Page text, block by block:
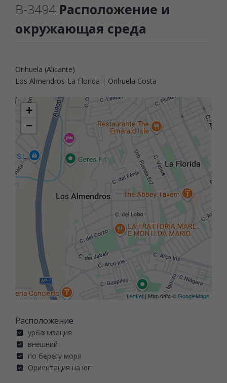
B-3494 Расположение и
окружающая среда
Orihuela (Alicante)
Los Almendros-La Florida | Orihuela Costa
+
−
Leaflet | Map data ©GoogleMaps
Расположение
урбанизация
внешний
по берегу моря
Ориентация на юг